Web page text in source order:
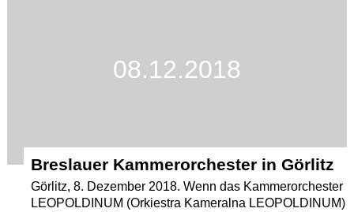
08.12.2018
Breslauer Kammerorchester in Görlitz
Görlitz, 8. Dezember 2018. Wenn das Kammerorchester
LEOPOLDINUM (Orkiestra Kameralna LEOPOLDINUM)